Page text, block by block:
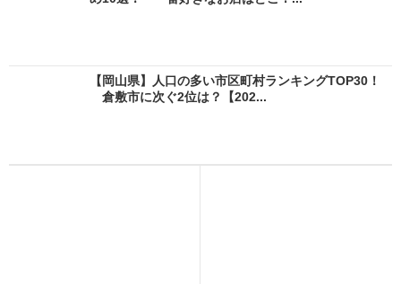
【岡山県】人口の多い市区町村ランキングTOP30！
倉敷市に次ぐ2位は？【202...